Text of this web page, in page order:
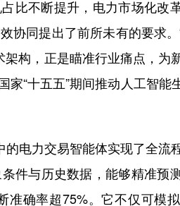
不断提升，电力市场化改
协同提出了前所未有的要求
架构，正是瞄准行业痛点，为
“十五五”期间推动人工智能
电力交易智能体实现了全流
件与历史数据，能够精准预
准确率超75%。它不仅可模